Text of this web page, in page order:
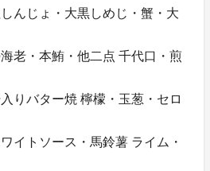
ょ・大黒しめじ・蟹・大
・本鮪・他二点 千代口・煎
バター焼 檸檬・玉葱・セロ
ソース・馬鈴薯 ライム・